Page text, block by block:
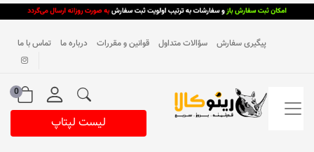
پیگیری سفارش سؤالات متداول قوانین و مقررات درباره ما تماس با ما
0
لیست لپتاپ